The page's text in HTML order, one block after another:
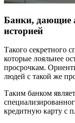
Банки, дающие
историей
Такого секретного
которые лояльнее
просрочкам.
людей с такой же
Таким банком
кредитную карту с